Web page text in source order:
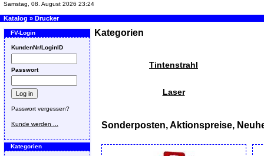
Samstag, 08. August 2026 23:24
Katalog » Drucker
FV-Login
KundenNr/LoginID
Passwort
Passwort vergessen?
Kunde werden ...
Kategorien
Kategorien
Tintenstrahl
Laser
Sonderposten, Aktionspreise,